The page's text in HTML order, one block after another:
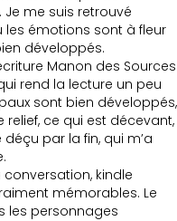
me suis retrouvé
émotions sont à fleur
développés.
Manon des Sources
rend la lecture un peu
sont bien développés,
ce qui est décevant,
par la fin, qui m’a
kindle
mémorables. Le
les personnages